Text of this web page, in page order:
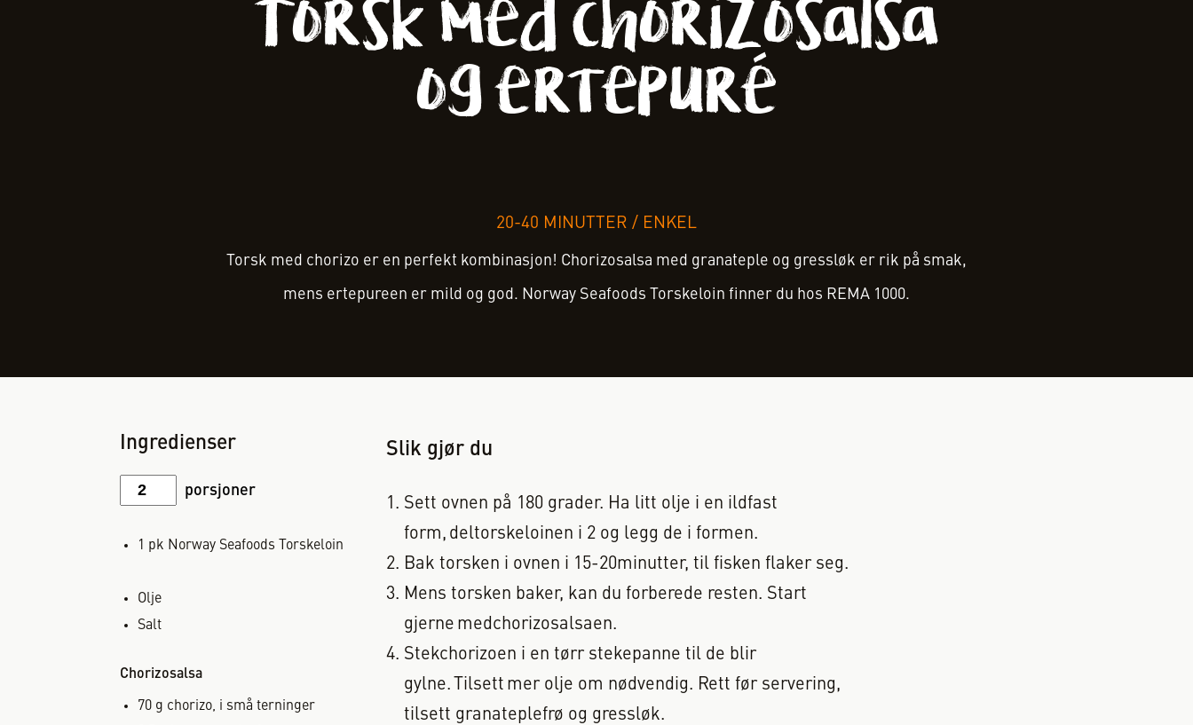
Torsk med chorizosalsa
og ertepuré
20-40 MINUTTER / ENKEL
Torsk med chorizo er en perfekt kombinasjon! Chorizosalsa med granateple og gressløk er rik på smak,
mens ertepureen er mild og god. Norway Seafoods Torskeloin finner du hos REMA 1000.
Ingredienser
porsjoner
1 pk Norway Seafoods Torskeloin
Olje
Salt
Chorizosalsa
70 g chorizo, i små terninger
Slik gjør du
Sett ovnen på 180 grader. Ha litt olje i en ildfast
form, deltorskeloinen i 2 og legg de i formen.
Bak torsken i ovnen i 15-20minutter, til fisken flaker seg.
Mens torsken baker, kan du forberede resten. Start
gjerne medchorizosalsaen.
Stekchorizoen i en tørr stekepanne til de blir
gylne. Tilsett mer olje om nødvendig. Rett før servering,
tilsett granateplefrø og gressløk.